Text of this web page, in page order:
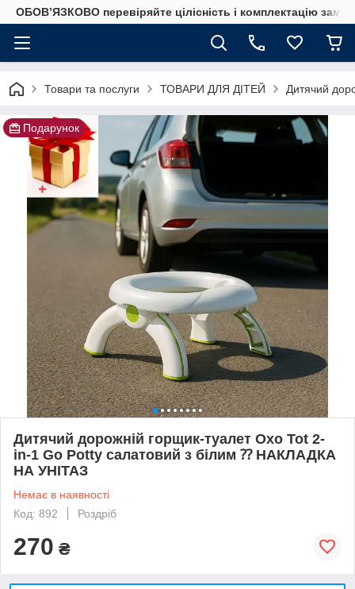
ОБОВ’ЯЗКОВО перевіряйте цілісність і комплектацію
Товари та послуги ТОВАРИ ДЛЯ ДІТЕЙ Дитячий
Подарунок
Дитячий дорожній горщик-туалет Oxo Tot 2-
in-1 Go Potty салатовий з білим ⁇ НАКЛАДКА
НА УНІТАЗ
Немає в наявності
Код: 892
Роздріб
270 ₴